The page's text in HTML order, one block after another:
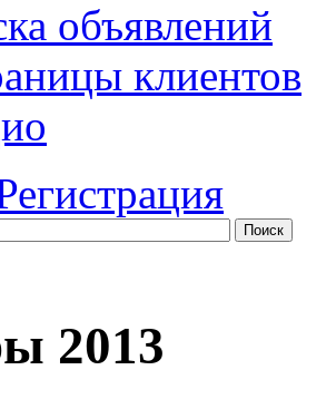
объявлений
клиентов
Поиск
2013